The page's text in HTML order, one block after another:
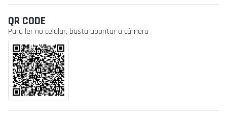
QR CODE
Para ler no celular, basta apontar a câmera